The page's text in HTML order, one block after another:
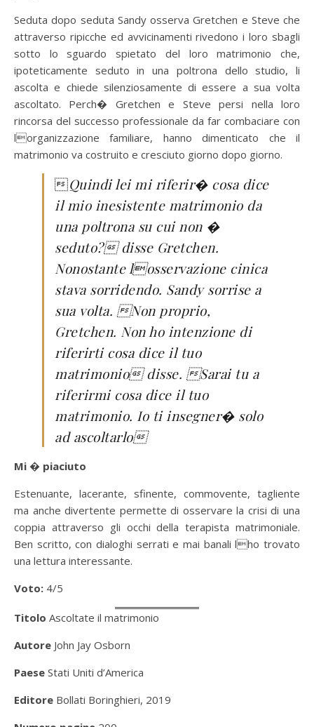
Seduta dopo seduta Sandy osserva Gretchen e Steve che
attraverso ripicche ed avvicinamenti rivedono i loro sbagli
sotto lo sguardo spietato del loro matrimonio che,
ipoteticamente seduto in una poltrona dello studio, li
ascolta e chiede silenziosamente di essere a sua volta
ascoltato. Perch� Gretchen e Steve persi nella loro
rincorsa del successo professionale da far combaciare con
lorganizzazione familiare, hanno dimenticato che il
matrimonio va costruito e cresciuto giorno dopo giorno.
Quindi lei mi riferir� cosa dice
il mio inesistente matrimonio da
una poltrona su cui non �
seduto? disse Gretchen.
Nonostante losservazione cinica
stava sorridendo. Sandy sorrise a
sua volta. Non proprio,
Gretchen. Non ho intenzione di
riferirti cosa dice il tuo
matrimonio disse. Sarai tu a
riferirmi cosa dice il tuo
matrimonio. Io ti insegner� solo
ad ascoltarlo
Mi � piaciuto
Estenuante, lacerante, sfinente, commovente, tagliente
ma anche divertente permette di osservare la crisi di una
coppia attraverso gli occhi della terapista matrimoniale.
Ben scritto, con dialoghi serrati e mai banali lho trovato
una lettura interessante.
Voto: 4/5
Titolo Ascoltate il matrimonio
Autore John Jay Osborn
Paese Stati Uniti d’America
Editore Bollati Boringhieri, 2019